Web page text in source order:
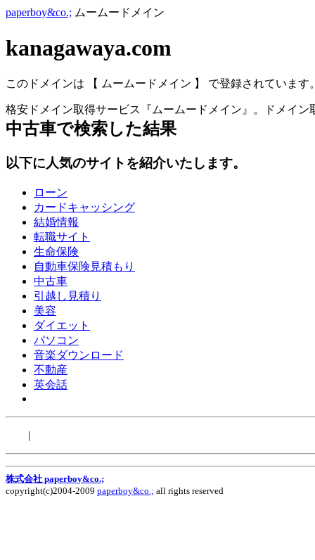
paperboy&co.; ムームードメイン
kanagawaya.com
このドメインは 【 ムームードメイン 】 で登録されています
格安ドメイン取得サービス『ムームードメイン』。ドメイン
中古車で検索した結果
以下に人気のサイトを紹介いたします。
ローン
カードキャッシング
結婚情報
転職サイト
生命保険
自動車保険見積もり
中古車
引越し見積り
美容
ダイエット
パソコン
音楽ダウンロード
不動産
英会話
|
株式会社 paperboy&co.;
copyright(c)2004-2009 paperboy&co.; all rights reserved